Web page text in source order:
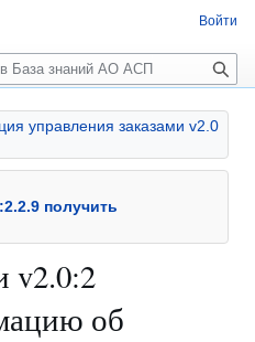
управления заказами v2.0
получить
v2.0:2
об
Войти